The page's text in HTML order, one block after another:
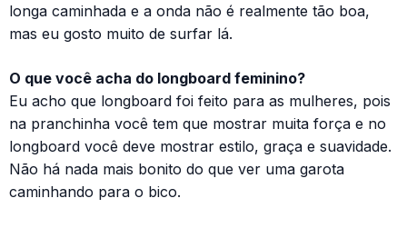
longa caminhada e a onda não é realmente tão boa,
mas eu gosto muito de surfar lá.
O que você acha do longboard feminino?
Eu acho que longboard foi feito para as mulheres, pois
na pranchinha você tem que mostrar muita força e no
longboard você deve mostrar estilo, graça e suavidade.
Não há nada mais bonito do que ver uma garota
caminhando para o bico.